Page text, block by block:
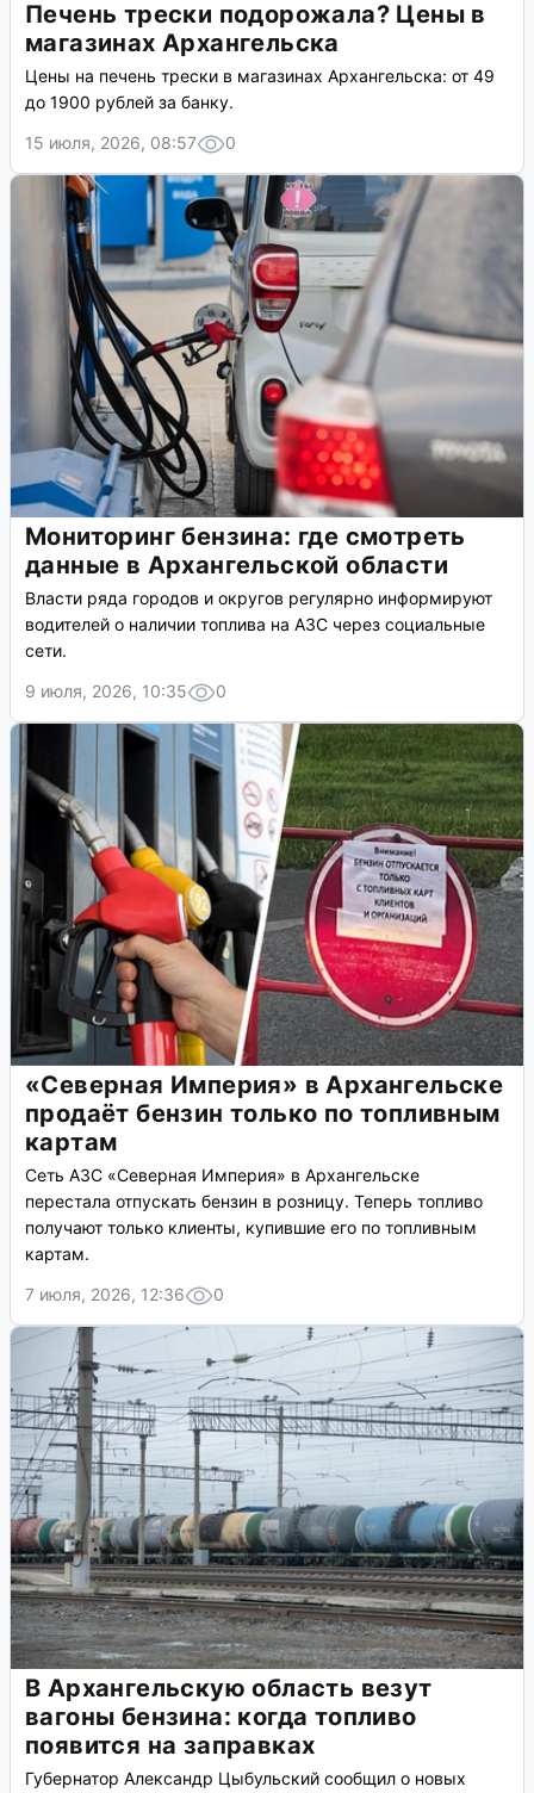
Печень трески подорожала? Цены в
магазинах Архангельска
Цены на печень трески в магазинах Архангельска: от 49
до 1900 рублей за банку.
15 июля, 2026, 08:57
0
Мониторинг бензина: где смотреть
данные в Архангельской области
Власти ряда городов и округов регулярно информируют
водителей о наличии топлива на АЗС через социальные
сети.
9 июля, 2026, 10:35
0
«Северная Империя» в Архангельске
продаёт бензин только по топливным
картам
Сеть АЗС «Северная Империя» в Архангельске
перестала отпускать бензин в розницу. Теперь топливо
получают только клиенты, купившие его по топливным
картам.
7 июля, 2026, 12:36
0
В Архангельскую область везут
вагоны бензина: когда топливо
появится на заправках
Губернатор Александр Цыбульский сообщил о новых